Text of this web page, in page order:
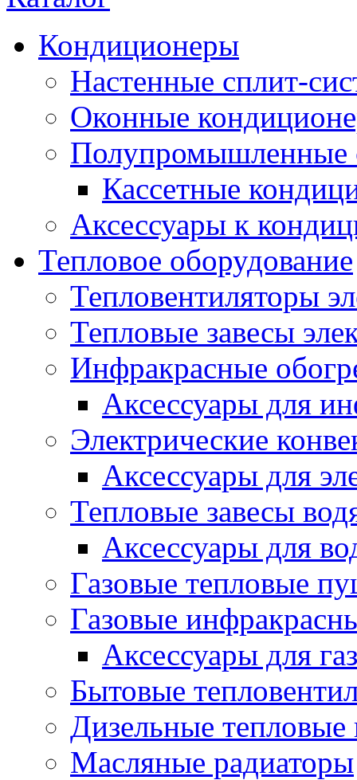
Кондиционеры
Настенные сплит-
Оконные
Полупромышленные
Кассетные
Аксессуары к
Тепловое оборудование
Тепловентиляторы
Тепловые завесы
Инфракрасные
Аксессуары для
Электрические
Аксессуары для
Тепловые завесы
Аксессуары для
Газовые тепловые
Газовые
Аксессуары для
Бытовые
Дизельные
Масляные радиаторы